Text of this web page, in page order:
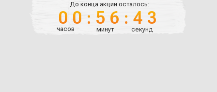
00:56:42
часов минут секунд
До конца акции осталось: